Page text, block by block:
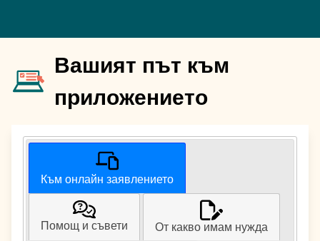
Вашият път към
приложението
Към онлайн заявлението
Помощ и съвети От какво имам нужда